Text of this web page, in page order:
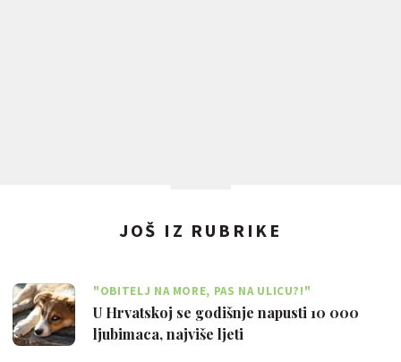
JOŠ IZ RUBRIKE
"OBITELJ NA MORE, PAS NA ULICU?!"
U Hrvatskoj se godišnje napusti 10 000
ljubimaca, najviše ljeti